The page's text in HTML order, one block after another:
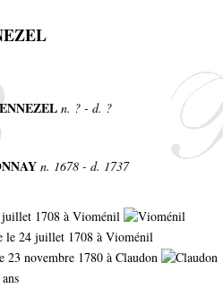
n. ? - d. ?
n. 1678 - d. 1737
juillet 1708 à Vioménil
le 24 juillet 1708 à Vioménil
23 novembre 1780 à Claudon